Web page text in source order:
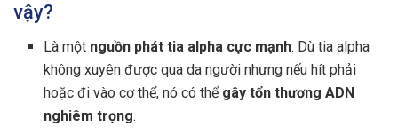
vậy?
Là một nguồn phát tia alpha cực mạnh: Dù tia alpha
không xuyên được qua da người nhưng nếu hít phải
hoặc đi vào cơ thể, nó có thể gây tổn thương ADN
nghiêm trọng.